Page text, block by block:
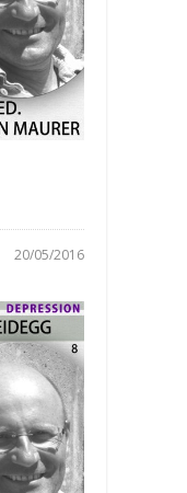
20/05/2016